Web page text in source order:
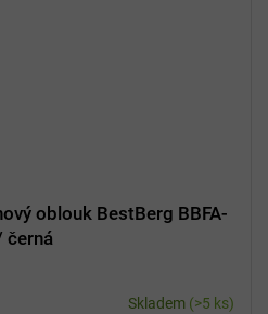
oblouk BestBerg BBFA-
černá
Skladem (>5 ks)